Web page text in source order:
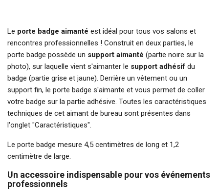
Le porte badge aimanté est idéal pour tous vos salons et
rencontres professionnelles ! Construit en deux parties, le
porte badge possède un support aimanté (partie noire sur la
photo), sur laquelle vient s'aimanter le support adhésif du
badge (partie grise et jaune). Derrière un vêtement ou un
support fin, le porte badge s'aimante et vous permet de coller
votre badge sur la partie adhésive. Toutes les caractéristiques
techniques de cet aimant de bureau sont présentes dans
l'onglet "Caractéristiques".
Le porte badge mesure 4,5 centimètres de long et 1,2
centimètre de large.
Un accessoire indispensable pour vos événements
professionnels